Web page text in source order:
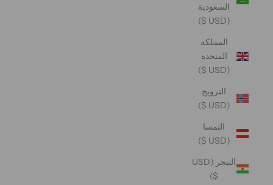
السعودية
(USD $)
المملكة
المتحدة
(USD $)
النرويج
(USD $)
النمسا
(USD $)
النيجر (USD
$)